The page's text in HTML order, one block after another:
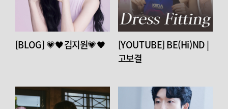
[BLOG] 💗🖤김지원💗🖤
[YOUTUBE] BE(Hi)ND |
고보결